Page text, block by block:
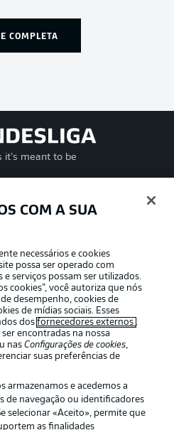
COMPLETA
it’s meant to be
DA BUNDESLIGA
COM A SUA
necessários e cookies
possa ser operado com
e serviços possam ser utilizados.
cookies”, você autoriza que nós
desempenho, cookies de
de mídias sociais. Esses
dosfornecedores externos .
encontradas na nossa
nasConfigurações de cookies,
suas preferências de
armazenamos e acedemos a
de navegação ou identificadores
selecionar «Aceito», permite que
as finalidades